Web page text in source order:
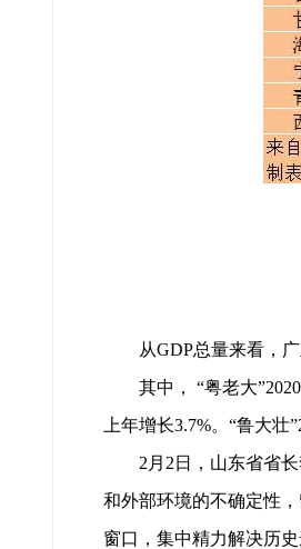
从GDP总量来看，
其中， “粤老大
上年增长3.7%。“鲁大壮
2月2日，山东省省
和外部环境的不确定性
窗口，集中精力解决历